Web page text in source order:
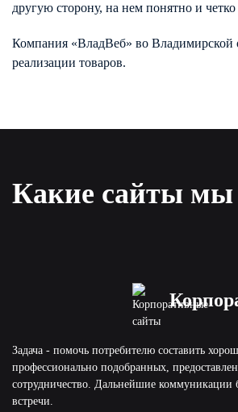
другую сторону, на нем понятно и
Компания «ВладВеб» во Владимирской
реализации товаров.
Какие сайты мы
Задача - помочь потребителю составить
профессионально подобранных,
сотрудничество. Дальнейшие коммуникации
встречи.